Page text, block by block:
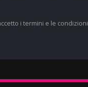
i termini e le condizioni